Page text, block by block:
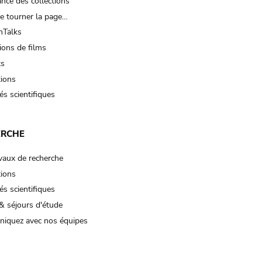
tourner la page…
de films
scientifiques
de recherche
scientifiques
séjours d'étude
avec nos équipes